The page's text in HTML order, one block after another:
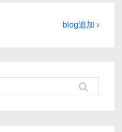
次
blog追加 ›